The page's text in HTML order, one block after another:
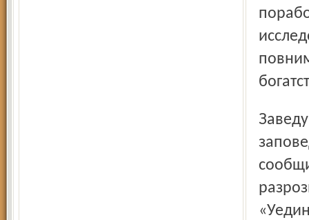
Заведующая отделом историко-архитектурного музея-